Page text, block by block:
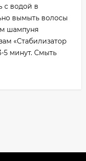
с водой в
вымыть волосы
шампуня
«Стабилизатор
5 минут. Смыть